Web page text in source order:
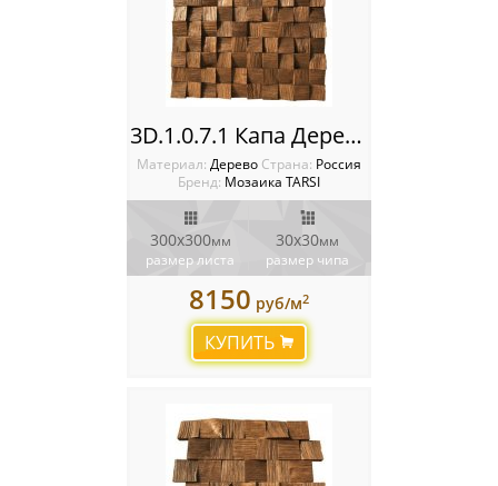
3D.1.0.7.1 Капа Деревянная мозаика TARSI 3D
Материал: Дерево Cтрана: Россия
Бренд: Мозаика TARSI
300х300мм
размер листа
30х30мм
размер чипа
8150 руб/м2
КУПИТЬ